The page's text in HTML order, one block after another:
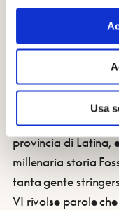
Usa
aveva voluto
nel
pur con qualche
di fare, quasi
devozione
prevalgono su
infatti una gran
provincia di Latina,
millenaria storia
tanta gente
VI rivolse parole